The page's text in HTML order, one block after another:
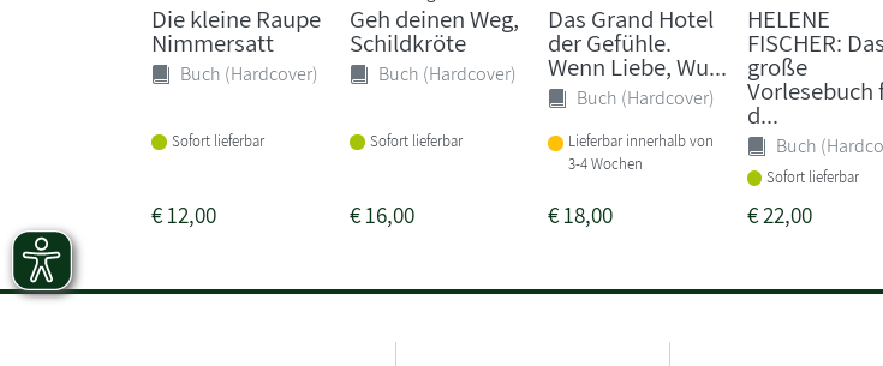
Die kleine Raupe
Nimmersatt
Buch (Hardcover)
Sofort lieferbar
€12,00
Geh deinen Weg,
Schildkröte
Buch (Hardcover)
Sofort lieferbar
€16,00
Das Grand Hotel
der Gefühle.
Wenn Liebe, Wu...
Buch (Hardcover)
Lieferbar innerhalb von
3-4 Wochen
€18,00
HELENE
FISCHER: Das
große
Vorlesebuch
d...
Buch
Sofort lieferbar
€22,00